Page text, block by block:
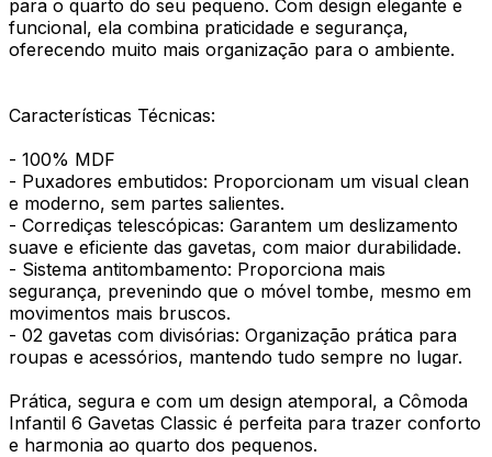
para o quarto do seu pequeno. Com design elegante e
funcional, ela combina praticidade e segurança,
oferecendo muito mais organização para o ambiente.
Características Técnicas:
- 100% MDF
- Puxadores embutidos: Proporcionam um visual clean
e moderno, sem partes salientes.
- Corrediças telescópicas: Garantem um deslizamento
suave e eficiente das gavetas, com maior durabilidade.
- Sistema antitombamento: Proporciona mais
segurança, prevenindo que o móvel tombe, mesmo em
movimentos mais bruscos.
- 02 gavetas com divisórias: Organização prática para
roupas e acessórios, mantendo tudo sempre no lugar.
Prática, segura e com um design atemporal, a Cômoda
Infantil 6 Gavetas Classic é perfeita para trazer conforto
e harmonia ao quarto dos pequenos.